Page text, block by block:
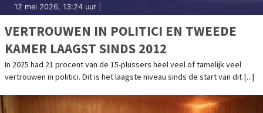
12 mei 2026, 13:24 uur
VERTROUWEN IN POLITICI EN TWEEDE
KAMER LAAGST SINDS 2012
In 2025 had 21 procent van de 15-plussers heel veel of tamelijk veel
vertrouwen in politici. Dit is het laagste niveau sinds de start van dit [...]